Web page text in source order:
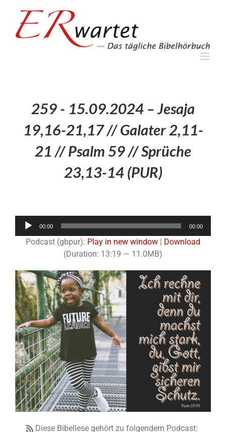
springen
259 - 15.09.2024 – Jesaja
19,16-21,17 // Galater 2,11-
21 // Psalm 59 // Sprüche
23,13-14 (PUR)
Audio-
00:00 00:00
Podcast (gbpur): Play in new window
Download
(Duration: 13:19 — 11.0MB)
Diese Bibellese gehört zu folgendem Podcast: